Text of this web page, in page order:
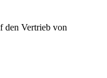
den Vertrieb von